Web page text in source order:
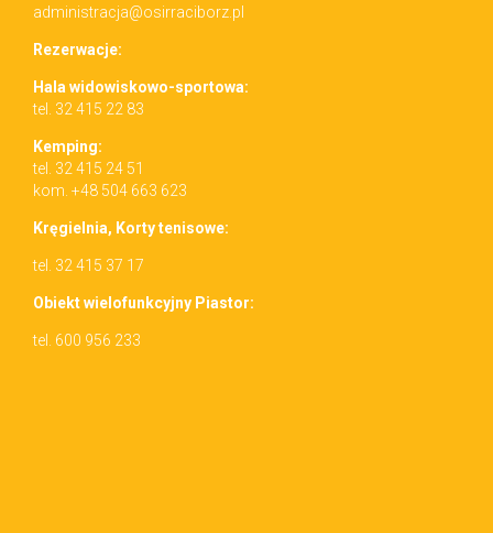
administracja@osirraciborz.pl
Rez­erwac­je:
Hala wid­owiskowo-sportowa:
tel. 32 415 22 83
Kemp­ing:
tel. 32 415 24 51
kom. +48 504 663 623
Kręgiel­nia, Korty tenisowe:
tel. 32 415 37 17
Obiekt wielo­funkcyjny Piastor:
tel. 600 956 233